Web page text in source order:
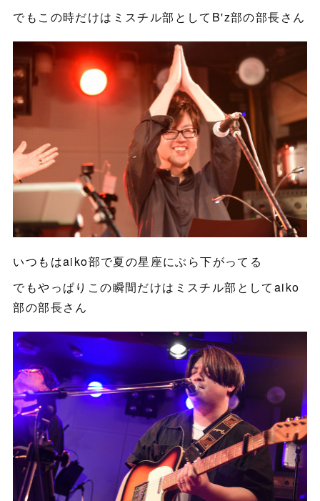
でもこの時だけはミスチル部としてB'z部の部長さん
いつもはaiko部で夏の星座にぶら下がってる
でもやっぱりこの瞬間だけはミスチル部としてaiko
部の部長さん